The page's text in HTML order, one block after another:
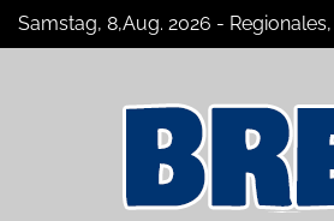
SkipSamstag, 8,Aug. 2026 -